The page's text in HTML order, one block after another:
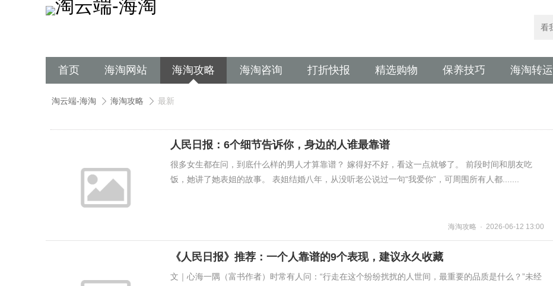
首页 海淘网站 海淘攻略 海淘咨询 打折快报 精选购物 保养技巧 海淘转运
淘云端-海淘 海淘攻略 最新
人民日报：6个细节告诉你，身边的人谁最靠谱
很多女生都在问，到底什么样的男人才算靠谱？ 嫁得好不好，看这一点就够了。 前段时间和朋友吃
饭，她讲了她表姐的故事。 表姐结婚八年，从没听老公说过一句“我爱你”，可周围所有人都.......
海淘攻略 · 2026-06-12 13:00
《人民日报》推荐：一个人靠谱的9个表现，建议永久收藏
文｜心海一隅（富书作者）时常有人问：“行走在这个纷纷扰扰的人世间，最重要的品质是什么？”未经